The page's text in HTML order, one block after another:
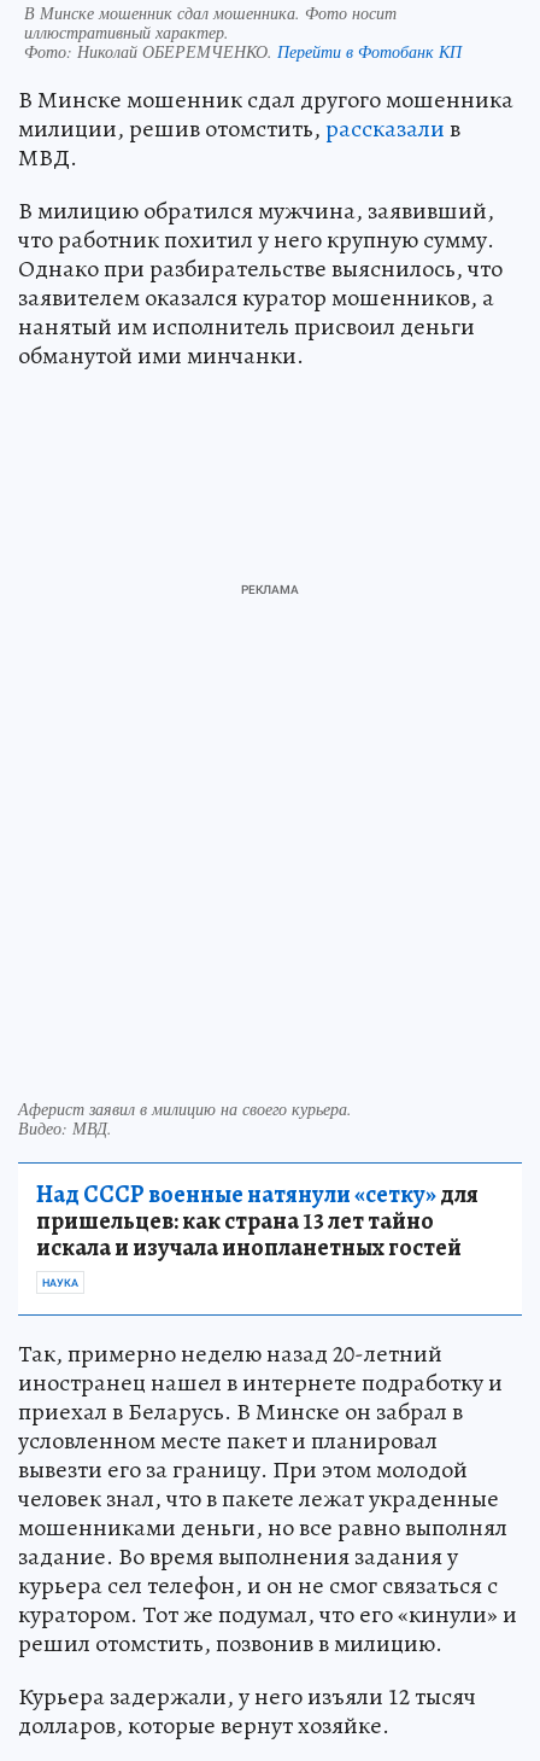
В Минске мошенник сдал мошенника. Фото носит
иллюстративный характер.
Фото: Николай ОБЕРЕМЧЕНКО. Перейти в Фотобанк КП
В Минске мошенник сдал другого мошенника
милиции, решив отомстить,рассказалив
МВД.
В милицию обратился мужчина, заявивший,
что работник похитил у него крупную сумму.
Однако при разбирательстве выяснилось, что
заявителем оказался куратор мошенников, а
нанятый им исполнитель присвоил деньги
обманутой ими минчанки.
Аферист заявил в милицию на своего курьера.
Видео: МВД.
Над СССР военные натянули «сетку»для
пришельцев: как страна 13 лет тайно
искала и изучала инопланетных гостей
НАУКА
Так, примерно неделю назад 20-летний
иностранец нашел в интернете подработку и
приехал в Беларусь. В Минске он забрал в
условленном месте пакет и планировал
вывезти его за границу. При этом молодой
человек знал, что в пакете лежат украденные
мошенниками деньги, но все равно выполнял
задание. Во время выполнения задания у
курьера сел телефон, и он не смог связаться с
куратором. Тот же подумал, что его «кинули» и
решил отомстить, позвонив в милицию.
Курьера задержали, у него изъяли 12 тысяч
долларов, которые вернут хозяйке.